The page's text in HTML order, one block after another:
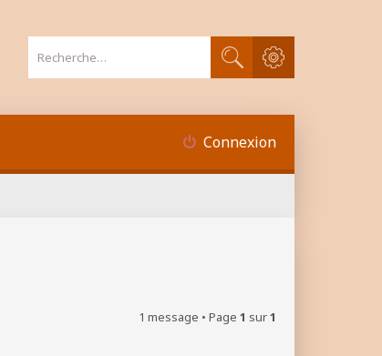
Rechercher
Recherche avancée
Connexion
1 message • Page 1 sur1